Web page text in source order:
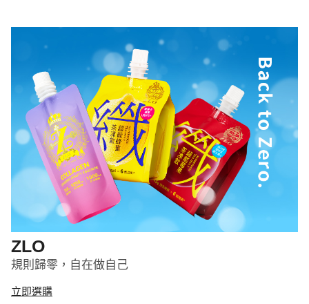
ZLO
規則歸零，自在做自己
立即選購